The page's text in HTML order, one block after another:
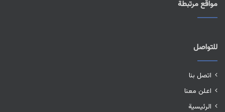
مواقع مرتبطة
للتواصل
اتصل بنا
اعلن معنا
الرئيسية